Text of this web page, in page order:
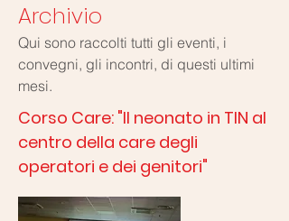
Archivio
Qui sono raccolti tutti gli eventi, i
convegni, gli incontri, di questi ultimi
mesi.
Corso Care: "Il neonato in TIN al
centro della care degli
operatori e dei genitori"